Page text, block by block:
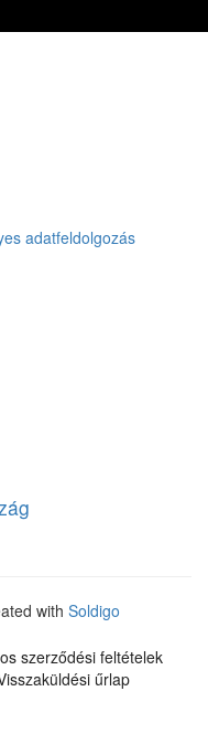
adatfeldolgozás
with Soldigo
szerződési feltételek
űrlap